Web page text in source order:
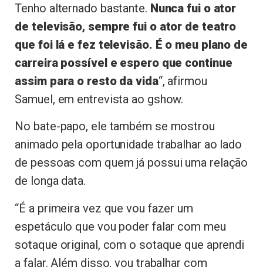
Tenho alternado bastante. Nunca fui o ator
de televisão, sempre fui o ator de teatro
que foi lá e fez televisão. É o meu plano de
carreira possível e espero que continue
assim para o resto da vida“, afirmou
Samuel, em entrevista ao gshow.
No bate-papo, ele também se mostrou
animado pela oportunidade trabalhar ao lado
de pessoas com quem já possui uma relação
de longa data.
“É a primeira vez que vou fazer um
espetáculo que vou poder falar com meu
sotaque original, com o sotaque que aprendi
a falar. Além disso, vou trabalhar com